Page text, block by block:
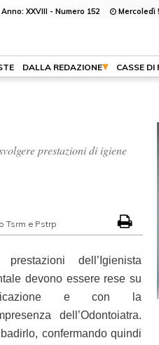
Anno: XXVIII - Numero 152 Mercoledì
DALLA REDAZIONE CASSE DI
prestazioni di igiene
Tsrm e Pstrp
prestazioni dell’Igienista
devono essere rese su
e con la
dell’Odontoiatra.
confermando quindi